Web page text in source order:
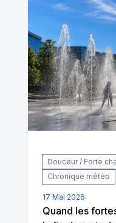
Douceur / Forte
Chronique météo
17 Mai 2026
Quand les